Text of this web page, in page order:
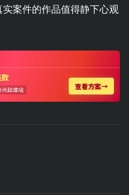
案件的作品值得静下心观